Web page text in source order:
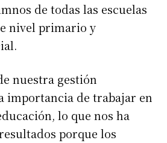
de todas las escuelas
nivel primario y
nuestra gestión
importancia de trabajar en
lo que nos ha
porque los